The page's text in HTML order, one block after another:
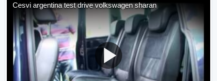
Cesvi argentina test drive volkswagen sharan